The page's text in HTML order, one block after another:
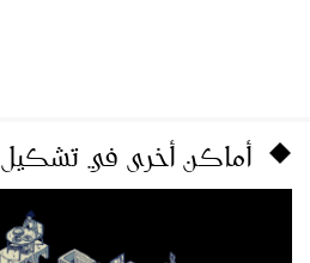
أماكن أخرى في تشكيل